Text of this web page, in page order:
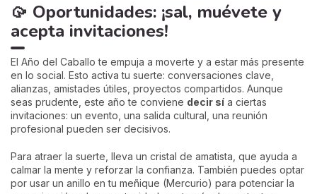
🥠 Oportunidades: ¡sal, muévete y
acepta invitaciones!
El Año del Caballo te empuja a moverte y a estar más presente
en lo social. Esto activa tu suerte: conversaciones clave,
alianzas, amistades útiles, proyectos compartidos. Aunque
seas prudente, este año te conviene decir sí a ciertas
invitaciones: un evento, una salida cultural, una reunión
profesional pueden ser decisivos.
Para atraer la suerte, lleva un cristal de amatista, que ayuda a
calmar la mente y reforzar la confianza. También puedes optar
por usar un anillo en tu meñique (Mercurio) para potenciar la